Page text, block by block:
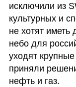
исключили из
культурных и
не хотят иметь
небо для
уходят
приняли
нефть и газ.